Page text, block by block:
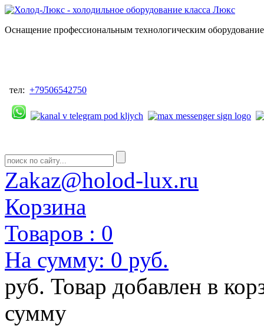
Оснащение профессиональным технологическим
тел: +79506542750
Zakaz@holod-lux.ru
Корзина
Товаров : 0
На сумму: 0 руб.
руб. Товар добавлен в
сумму